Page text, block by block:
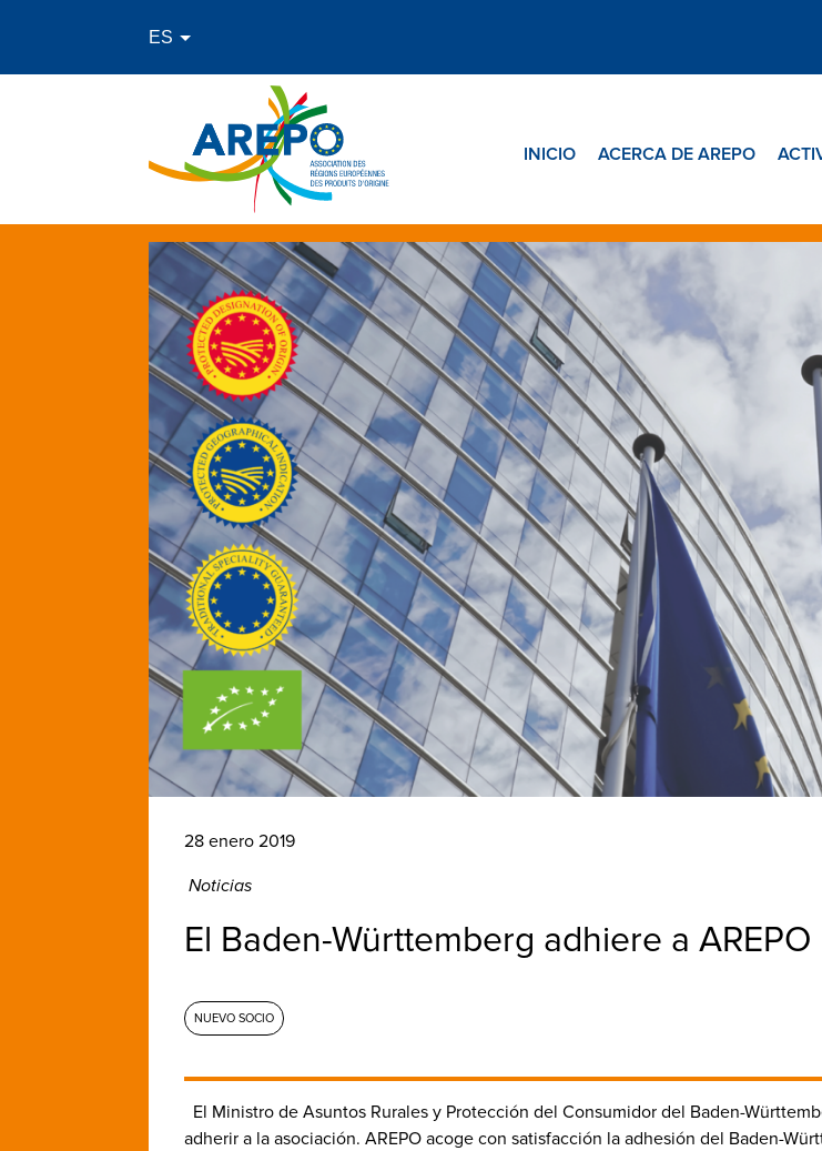
INICIO ACERCA DE AREPO
28 enero 2019
Noticias
El Baden-Württemberg adhiere a AREPO
NUEVO SOCIO
El Ministro de Asuntos Rurales y Protección del Consumidor del Baden-
adherir a la asociación. AREPO acoge con satisfacción la adhesión del Baden-